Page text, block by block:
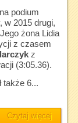
podium
w 2015 drugi,
żona Lidia
z czasem
z
(3:05.36).
także 6...
Czytaj więcej